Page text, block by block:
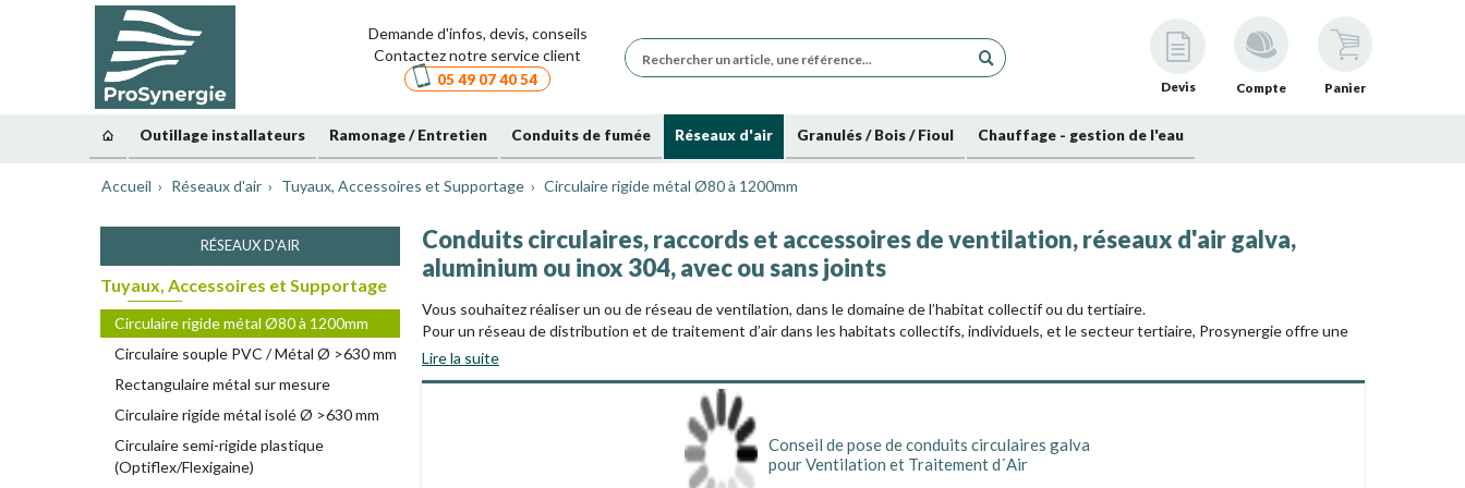
Demande d'infos, devis, conseils
Contactez notre service client
05 49 07 40 54 Devis Compte Panier
Outillage installateurs Ramonage / Entretien Conduits de fumée Réseaux d'air Granulés / Bois / Fioul Chauffage - gestion de l'eau
Accueil Réseaux d'air Tuyaux, Accessoires et Supportage Circulaire rigide métal Ø80 à 1200mm
RÉSEAUX D'AIR
Tuyaux, Accessoires et Supportage
Circulaire rigide métal Ø80 à 1200mm
Circulaire souple PVC / Métal Ø >630 mm
Rectangulaire métal sur mesure
Circulaire rigide métal isolé Ø >630 mm
Circulaire semi-rigide plastique
(Optiflex/Flexigaine)
Conduits circulaires, raccords et accessoires de ventilation, réseaux d'air galva,
aluminium ou inox 304, avec ou sans joints
Vous souhaitez réaliser un ou de réseau de ventilation, dans le domaine de l’habitat collectif ou du tertiaire.
Pour un réseau de distribution et de traitement d’air dans les habitats collectifs, individuels, et le secteur tertiaire, Prosynergie offre une
gamme complète de conduits de
Avantages du réseau d’air circulaire
Lire la suite
galva pour Ventilation et Traitement d
´Air